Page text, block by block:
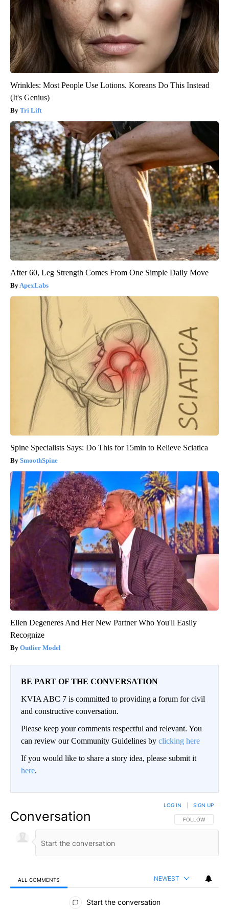
Wrinkles: Most People Use Lotions. Koreans Do This Instead
(It's Genius)
Tri Lift
After 60, Leg Strength Comes From One Simple Daily Move
ApexLabs
Spine Specialists Says: Do This for 15min to Relieve Sciatica
SmoothSpine
Ellen Degeneres And Her New Partner Who You'll Easily
Recognize
Outlier Model
BE PART OF THE CONVERSATION
KVIA ABC 7 is committed to providing a forum for civil
and constructive conversation.
Please keep your comments respectful and relevant. You
can review our Community Guidelines by clicking here
If you would like to share a story idea, please submit it
here.
Conversation FOLLOW THIS
FOLLOW
LOG IN SIGN UP
ALL COMMENTS NEWEST
All Comments
Start the conversation